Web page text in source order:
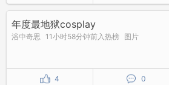
年度最地狱cosplay
浴中奇思 11小时58分钟前入热榜 图片
4 0